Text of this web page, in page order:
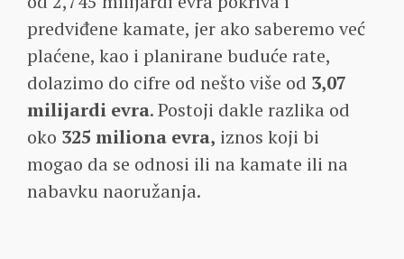
predviđene kamate, jer ako saberemo već
plaćene, kao i planirane buduće rate,
dolazimo do cifre od nešto više od 3,07
milijardi evra. Postoji dakle razlika od
oko 325 miliona evra, iznos koji bi
mogao da se odnosi ili na kamate ili na
nabavku naoružanja.